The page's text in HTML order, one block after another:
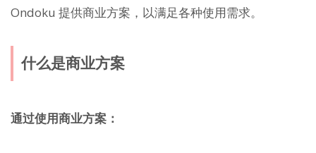
Ondoku 提供商业方案，以满足各种使用需求。
什么是商业方案
通过使用商业方案：